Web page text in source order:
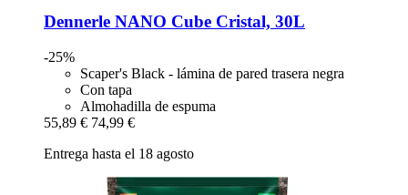
Dennerle NANO Cube Cristal, 30L
-25%
Scaper's Black - lámina de pared trasera negra
Con tapa
Almohadilla de espuma
55,89 € 74,99 €
Entrega hasta el 18 agosto